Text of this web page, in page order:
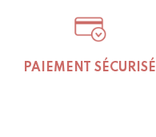
PAIEMENT SÉCURISÉ